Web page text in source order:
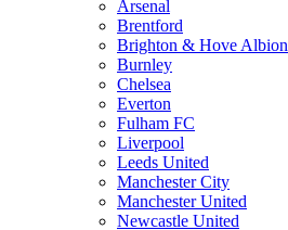
Arsenal
Brentford
Brighton & Hove Albion
Burnley
Chelsea
Everton
Fulham FC
Liverpool
Leeds United
Manchester City
Manchester United
Newcastle United